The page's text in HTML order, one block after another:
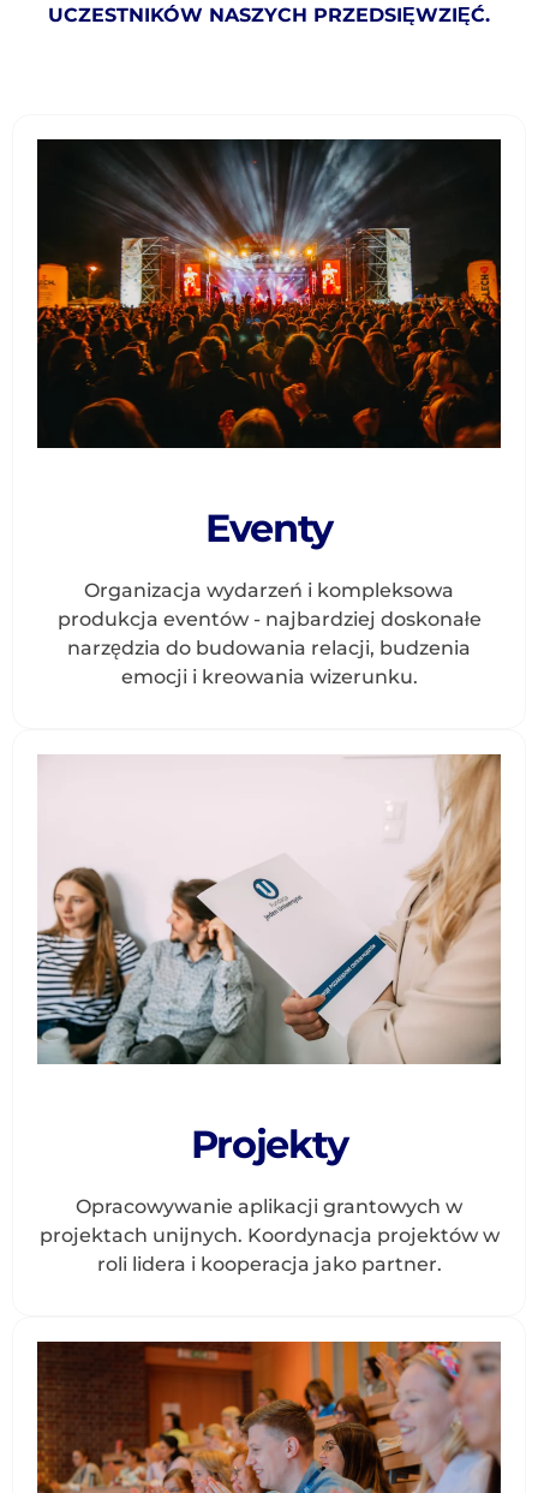
UCZESTNIKÓW NASZYCH PRZEDSIĘWZIĘĆ.
Eventy
Organizacja wydarzeń i kompleksowa
produkcja eventów - najbardziej doskonałe
narzędzia do budowania relacji, budzenia
emocji i kreowania wizerunku.
Projekty
Opracowywanie aplikacji grantowych w
projektach unijnych. Koordynacja projektów w
roli lidera i kooperacja jako partner.